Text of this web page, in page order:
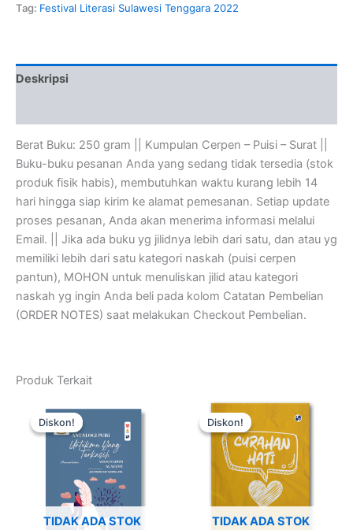
Tag: Festival Literasi Sulawesi Tenggara 2022
Deskripsi
Berat Buku: 250 gram || Kumpulan Cerpen – Puisi – Surat ||
Buku-buku pesanan Anda yang sedang tidak tersedia (stok
produk fisik habis), membutuhkan waktu kurang lebih 14
hari hingga siap kirim ke alamat pemesanan. Setiap update
proses pesanan, Anda akan menerima informasi melalui
Email. || Jika ada buku yg jilidnya lebih dari satu, dan atau yg
memiliki lebih dari satu kategori naskah (puisi cerpen
pantun), MOHON untuk menuliskan jilid atau kategori
naskah yg ingin Anda beli pada kolom Catatan Pembelian
(ORDER NOTES) saat melakukan Checkout Pembelian.
Produk Terkait
Diskon!
TIDAK ADA STOK
Diskon!aslinya
adalah:
Rp50.000.
ini
adalah:
Diskon!
TIDAK ADA STOK
Diskon!
Harga
aslinya
adalah:
Rp50.000.
Harga
saat
ini
adalah:
Rp35.000.